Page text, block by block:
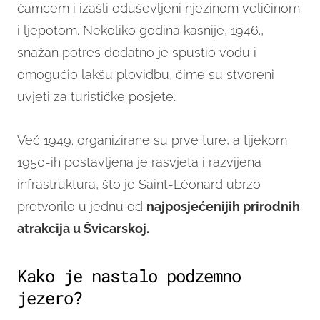
čamcem i izašli oduševljeni njezinom veličinom
i ljepotom. Nekoliko godina kasnije, 1946.,
snažan potres dodatno je spustio vodu i
omogućio lakšu plovidbu, čime su stvoreni
uvjeti za turističke posjete.
Već 1949. organizirane su prve ture, a tijekom
1950-ih postavljena je rasvjeta i razvijena
infrastruktura, što je Saint-Léonard ubrzo
pretvorilo u jednu od najposjećenijih prirodnih
atrakcija u Švicarskoj.
Kako je nastalo podzemno
jezero?